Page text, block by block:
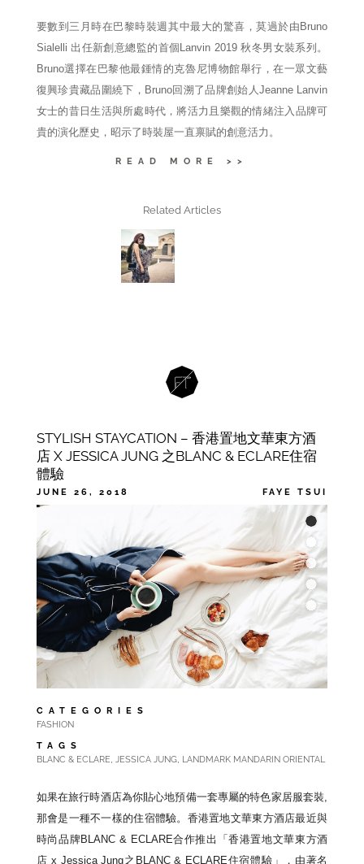
要數到三月時在巴黎時裝週其中最大的驚喜，莫過於由Bruno
Sialelli 出任新創意總監的首個Lanvin 2019 秋冬男女裝系列。
Bruno選擇在巴黎他最鍾情的克魯尼博物館舉行，在一眾文藝
復興珍貴藏品圍繞下，Bruno回溯了品牌創始人Jeanne Lanvin
女士的昔日生活與所處時代，將活力且樂觀的情緒注入品牌可
貴的演化歷史，昭示了時裝屋一直禀賦的創意活力。
READ MORE >>
Related Articles
STYLISH STAYCATION – 香港置地文華東方酒
店 X JESSICA JUNG 之BLANC & ECLARE住宿
體驗
JUNE 26, 2018 FAYE TSUI
CATEGORIES
FASHION
TAGS
BLANC & ECLARE JESSICA JUNG, LANDMARK MANDARIN ORIENTAL
如果在旅行時酒店為你貼心地預備一套專屬的特色家居服套裝,
那會是一種不一樣的住宿體驗。 香港置地文華東方酒店最近與
時尚品牌BLANC & ECLARE合作推出「香港置地文華東方酒
店 x Jessica Jung之BLANC & ECLARE住宿體驗」，由著名